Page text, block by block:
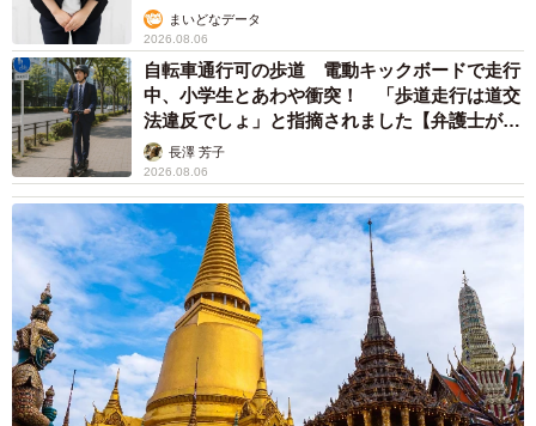
まいどなデータ
2026.08.06
自転車通行可の歩道 電動キックボードで走行
中、小学生とあわや衝突！ 「歩道走行は道交
法違反でしょ」と指摘されました【弁護士が解
説】長澤 芳子
2026.08.06